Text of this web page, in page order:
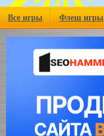
Все игры Флеш игры